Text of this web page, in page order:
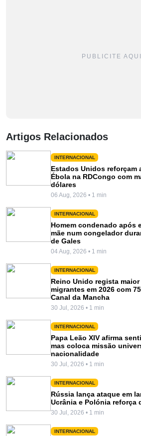
PUBLICITE AQUI
Artigos Relacionados
INTERNACIONAL
Estados Unidos reforçam
Ébola na RDCongo com
dólares
06 Aug, 2026 • 1 min
INTERNACIONAL
Homem condenado após
mãe num congelador
de Gales
04 Aug, 2026 • 1 min
INTERNACIONAL
Reino Unido regista
migrantes em 2026 com
Canal da Mancha
30 Jul, 2026 • 1 min
INTERNACIONAL
Papa Leão XIV afirma
mas coloca missão
nacionalidade
30 Jul, 2026 • 1 min
INTERNACIONAL
Rússia lança ataque em
Ucrânia e Polónia reforça
30 Jul, 2026 • 1 min
INTERNACIONAL